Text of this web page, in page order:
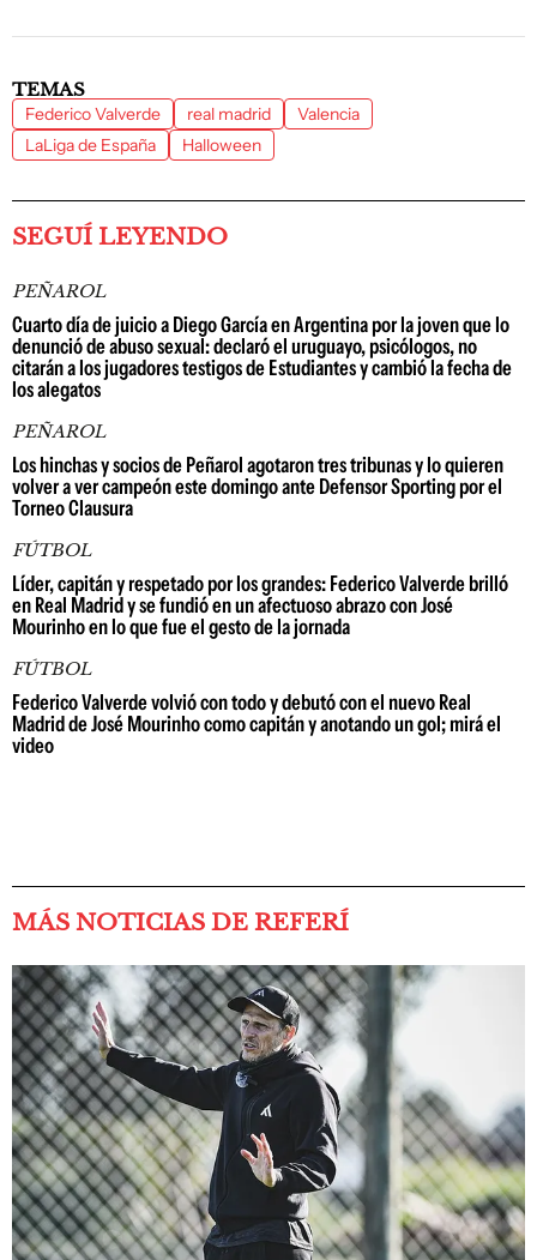
TEMAS
Federico Valverde real madrid
Valencia
LaLiga de España
Halloween
SEGUÍ LEYENDO
PEÑAROL
Cuarto día de juicio a Diego García en Argentina por la joven que lo
denunció de abuso sexual: declaró el uruguayo, psicólogos, no
citarán a los jugadores testigos de Estudiantes y cambió la fecha de
los alegatos
PEÑAROL
Los hinchas y socios de Peñarol agotaron tres tribunas y lo quieren
volver a ver campeón este domingo ante Defensor Sporting por el
Torneo Clausura
FÚTBOL
Líder, capitán y respetado por los grandes: Federico Valverde brilló
en Real Madrid y se fundió en un afectuoso abrazo con José
Mourinho en lo que fue el gesto de la jornada
FÚTBOL
Federico Valverde volvió con todo y debutó con el nuevo Real
Madrid de José Mourinho como capitán y anotando un gol; mirá el
video
MÁS NOTICIAS DE REFERÍ